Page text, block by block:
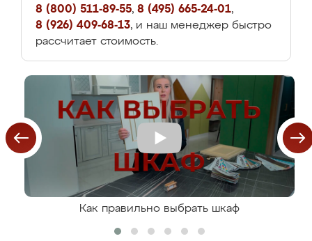
8 (800) 511-89-55, 8 (495) 665-24-01,
8 (926) 409-68-13, и наш менеджер быстро
рассчитает стоимость.
Как правильно выбрать шкаф